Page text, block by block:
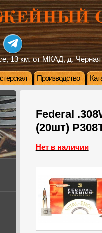
13 км. от МКАД, д. Черная
Производство
Federal
(20шт)
Нет в наличии